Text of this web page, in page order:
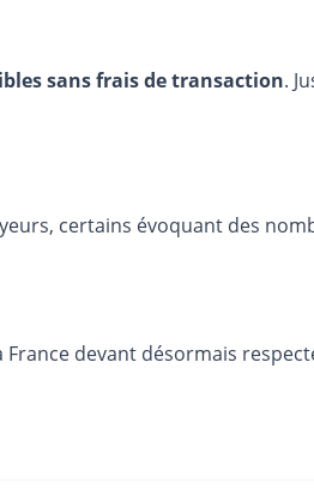
sans frais de transaction.
certains évoquant des
devant désormais